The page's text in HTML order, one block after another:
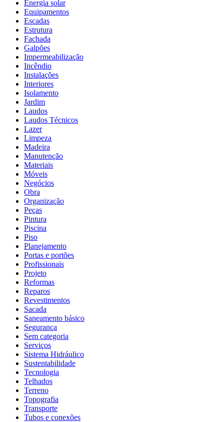
Energia solar
Equipamentos
Escadas
Estrutura
Fachada
Galpões
Impermeabilização
Incêndio
Instalações
Interiores
Isolamento
Jardim
Laudos
Laudos Técnicos
Lazer
Limpeza
Madeira
Manutenção
Materiais
Móveis
Negócios
Obra
Organização
Peças
Pintura
Piscina
Piso
Planejamento
Portas e portões
Profissionais
Projeto
Reformas
Reparos
Revestimentos
Sacada
Saneamento básico
Segurança
Sem categoria
Serviços
Sistema Hidráulico
Sustentabilidade
Tecnologia
Telhados
Terreno
Topografia
Transporte
Tubos e conexões